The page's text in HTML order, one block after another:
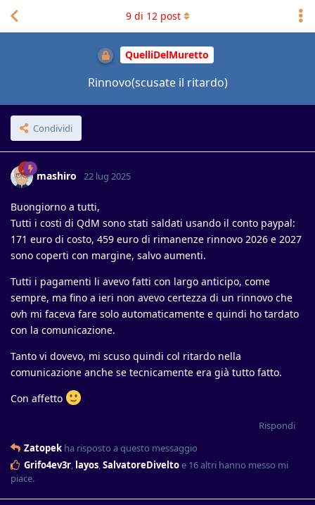
QuelliDelMuretto
Rinnovo(scusate il ritardo)
Condividi
9di 12post
mashiro 22 lug 2025
Buongiorno a tutti,
Tutti i costi di QdM sono stati saldati usando il conto paypal:
171 euro di costo, 459 euro di rimanenze rinnovo 2026 e 2027
sono coperti con margine, salvo aumenti.
Tutti i pagamenti li avevo fatti con largo anticipo, come
sempre, ma fino a ieri non avevo certezza di un rinnovo che
ovh mi faceva fare solo automaticamente e quindi ho tardato
con la comunicazione.
Tanto vi dovevo, mi scuso quindi col ritardo nella
comunicazione anche se tecnicamente era già tutto fatto.
Con affetto
Rispondi
Zatopek ha risposto a questo messaggio
Grifo4ev3r, layos,SalvatoreDiveltoe 16altri hanno messo mi
piace.